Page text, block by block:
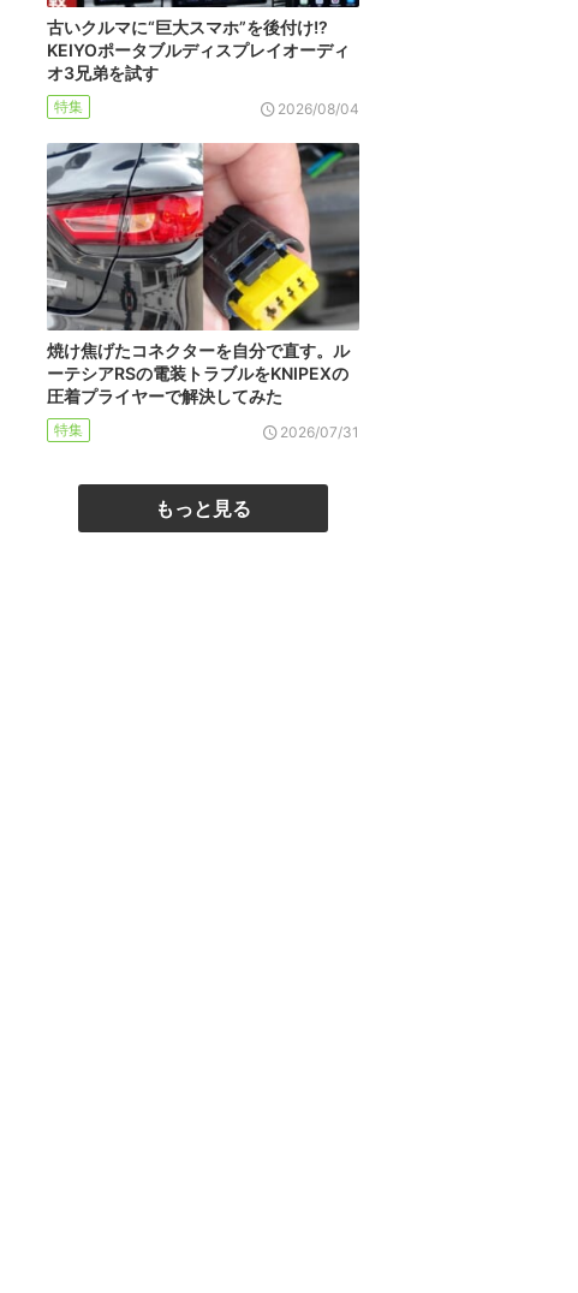
古いクルマに“巨大スマホ”を後付け!?
KEIYOポータブルディスプレイオーディ
オ3兄弟を試す
特集 2026/08/04
焼け焦げたコネクターを自分で直す。ル
ーテシアRSの電装トラブルをKNIPEXの
圧着プライヤーで解決してみた
特集 2026/07/31
もっと見る